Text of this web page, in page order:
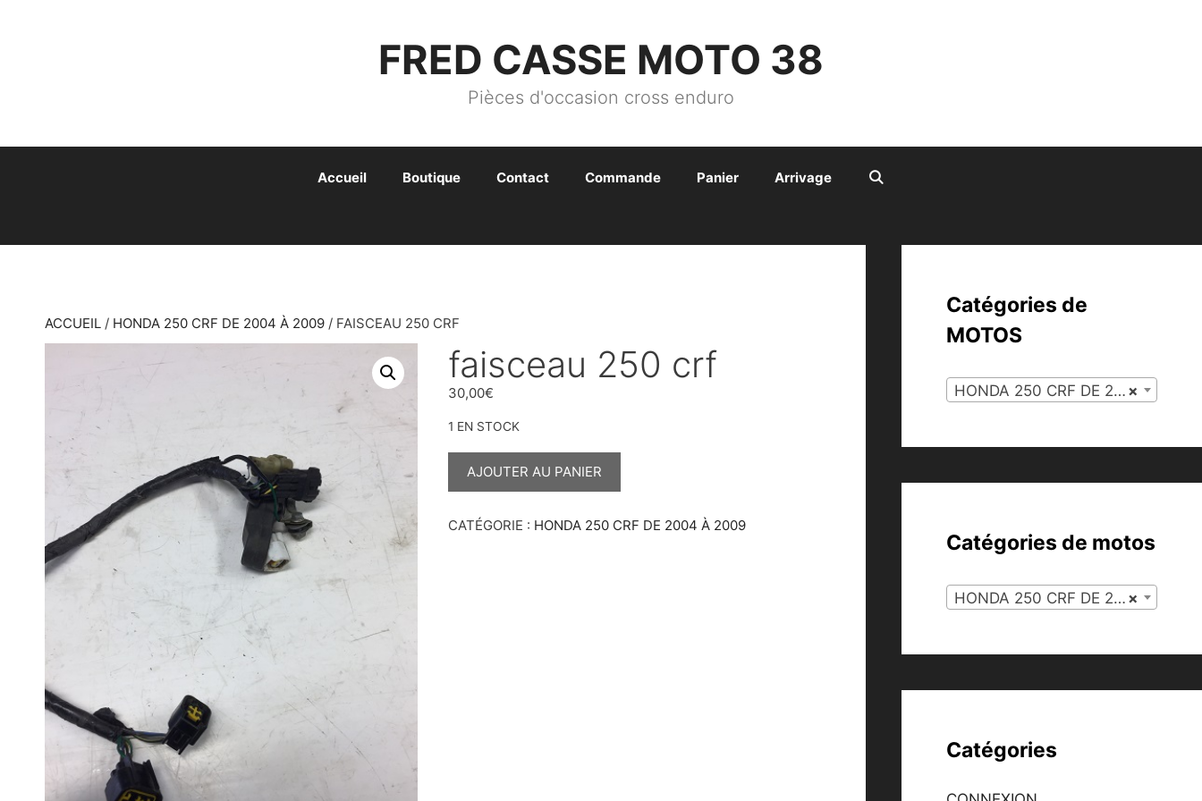
FRED CASSE MOTO 38
Pièces d'occasion cross enduro
Accueil Boutique Contact Commande Panier Arrivage
ACCUEIL / HONDA 250 CRF DE 2004 À 2009 / FAISCEAU 250 CRF
faisceau 250 crf
30,00€
1 EN STOCK
QUANTITÉ
AJOUTER AU PANIER
CATÉGORIE : HONDA 250 CRF DE 2004 À 2009
Catégories de
MOTOS
×
HONDA 250 CRF DE 2004 À 2009 (116)
Catégories de motos
×
HONDA 250 CRF DE 2004 À 2009 (116)
Catégories